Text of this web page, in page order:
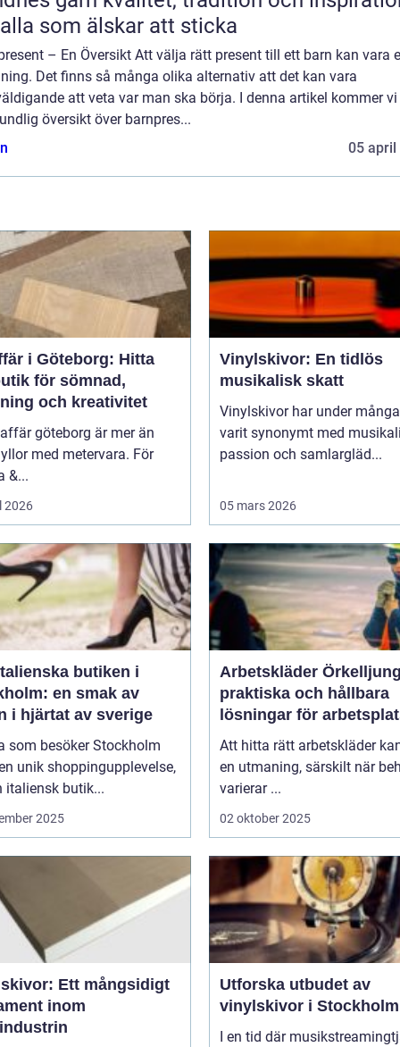
som älskar att sticka
– En Översikt Att välja rätt present till ett barn kan vara
Det finns så många olika alternativ att det kan vara
att veta var man ska börja. I denna artikel kommer vi
översikt över barnpres...
05 april
i Göteborg: Hitta
för sömnad,
och kreativitet
göteborg är mer än
med metervara. För
&...
2026
Vinylskivor: En tidlös
musikalisk skatt
Vinylskivor har under
varit synonymt med
passion och samlargläd...
05 mars 2026
butiken i
en smak av
i hjärtat av sverige
som besöker Stockholm
unik shoppingupplevelse,
italiensk butik...
2025
Arbetskläder
praktiska och hållbara
lösningar för
Att hitta rätt arbetskläder
en utmaning, särskilt när
varierar ...
02 oktober 2025
Ett mångsidigt
inom
Utforska utbudet av
vinylskivor i Stockholm
I en tid där